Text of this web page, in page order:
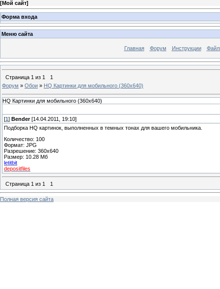
[Мой сайт]
Форма входа
Меню сайта
Главная Форум Инструкции
Страница 1 из 1
1
Форум » Обои » HQ Картинки для мобильного (360х640)
HQ Картинки для мобильного (360х640)
[1 ] Bender[14.04.2011, 19:10]
Подборка HQ картинок, выполненных в темных тонах для вашего мобильника.
Количество: 100
Формат: JPG
Разрешение: 360х640
Размер: 10.28 Мб
letitbit
depositfiles
Страница 1 из 1 1
Полная версия сайта